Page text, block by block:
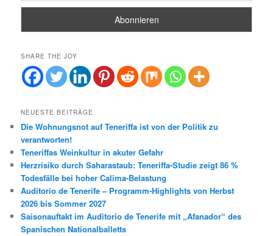
SHARE THE JOY
NEUESTE BEITRÄGE
Die Wohnungsnot auf Teneriffa ist von der Politik zu
verantworten!
Teneriffas Weinkultur in akuter Gefahr
Herzrisiko durch Saharastaub: Teneriffa-Studie zeigt 86 %
Todesfälle bei hoher Calima-Belastung
Auditorio de Tenerife – Programm-Highlights von Herbst
2026 bis Sommer 2027
Saisonauftakt im Auditorio de Tenerife mit „Afanador“ des
Spanischen Nationalballetts